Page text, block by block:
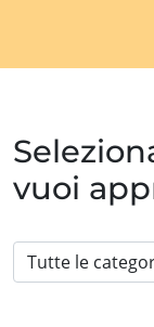
vuoi